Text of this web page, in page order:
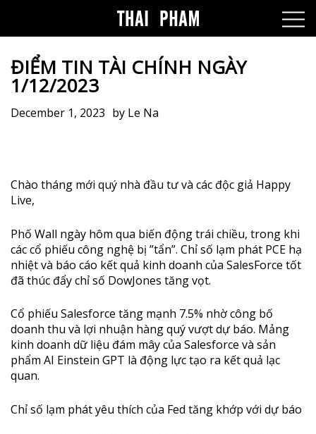
ĐIỂM TIN TÀI CHÍNH NGÀY
1/12/2023
December 1, 2023 by Le Na
Chào tháng mới quý nhà đầu tư và các độc giả Happy
Live,
Phố Wall ngày hôm qua biến động trái chiều, trong khi
các cổ phiếu công nghệ bị ”tẩn”. Chỉ số lạm phát PCE hạ
nhiệt và báo cáo kết quả kinh doanh của SalesForce tốt
đã thúc đẩy chỉ số DowJones tăng vọt.
Cổ phiếu Salesforce tăng mạnh 7.5% nhờ công bố
doanh thu và lợi nhuận hàng quý vượt dự báo. Mảng
kinh doanh dữ liệu đám mây của Salesforce và sản
phẩm AI Einstein GPT là động lực tạo ra kết quả lạc
quan.
Chỉ số lạm phát yêu thích của Fed tăng khớp với dự báo